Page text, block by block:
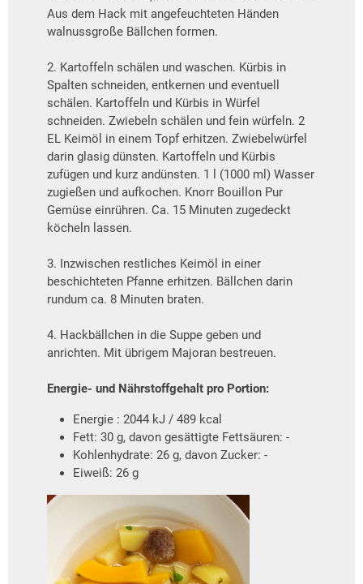
Aus dem Hack mit angefeuchteten Händen
walnussgroße Bällchen formen.
2. Kartoffeln schälen und waschen. Kürbis in
Spalten schneiden, entkernen und eventuell
schälen. Kartoffeln und Kürbis in Würfel
schneiden. Zwiebeln schälen und fein würfeln. 2
EL Keimöl in einem Topf erhitzen. Zwiebelwürfel
darin glasig dünsten. Kartoffeln und Kürbis
zufügen und kurz andünsten. 1 l (1000 ml) Wasser
zugießen und aufkochen. Knorr Bouillon Pur
Gemüse einrühren. Ca. 15 Minuten zugedeckt
köcheln lassen.
3. Inzwischen restliches Keimöl in einer
beschichteten Pfanne erhitzen. Bällchen darin
rundum ca. 8 Minuten braten.
4. Hackbällchen in die Suppe geben und
anrichten. Mit übrigem Majoran bestreuen.
Energie- und Nährstoffgehalt pro Portion:
Energie : 2044 kJ / 489 kcal
Fett: 30 g, davon gesättigte Fettsäuren: -
Kohlenhydrate: 26 g, davon Zucker: -
Eiweiß: 26 g